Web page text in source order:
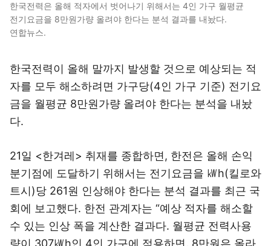
한국전력은 올해 적자에서 벗어나기 위해서는 4인 가구 월평균
전기요금을 8만원가량 올려야 한다는 분석 결과를 내놨다.
연합뉴스.
한국전력이 올해 말까지 발생할 것으로 예상되는 적
자를 모두 해소하려면 가구당(4인 가구 기준) 전기요
금을 월평균 8만원가량 올려야 한다는 분석을 내놨
다.
21일 <한겨레> 취재를 종합하면, 한전은 올해 손익
분기점에 도달하기 위해서는 전기요금을 ㎾h(킬로와
트시)당 261원 인상해야 한다는 분석 결과를 최근 국
회에 보고했다. 한전 관계자는 “예상 적자를 해소할
수 있는 인상 폭을 계산한 결과다. 월평균 전력사용
량이 307㎾h인 4인 가구에 적용하면, 8만원은 올라